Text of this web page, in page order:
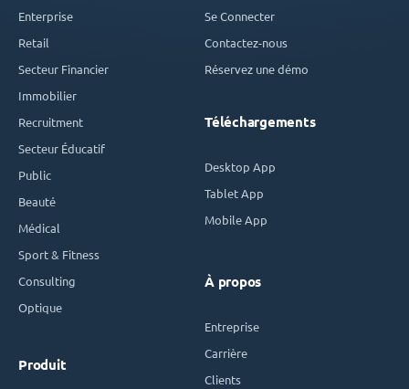
Enterprise
Retail
Secteur Financier
Immobilier
Recruitment
Secteur Éducatif
Public
Beauté
Médical
Sport & Fitness
Consulting
Optique
Produit
Se Connecter
Contactez-nous
Réservez une démo
Téléchargements
Desktop App
Tablet App
Mobile App
À propos
Entreprise
Carrière
Clients